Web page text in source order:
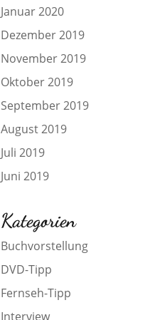
Januar 2020
Dezember 2019
November 2019
Oktober 2019
September 2019
August 2019
Juli 2019
Juni 2019
Kategorien
Buchvorstellung
DVD-Tipp
Fernseh-Tipp
Interview